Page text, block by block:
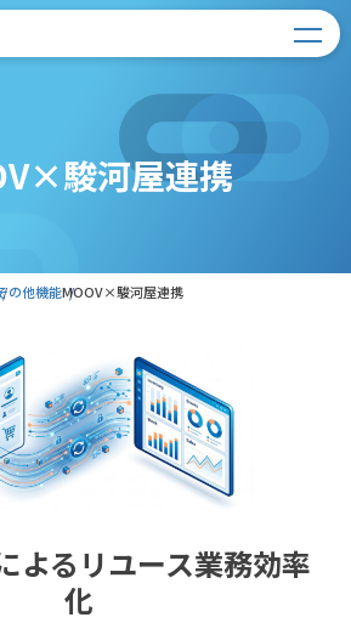
駿河屋連携
の他機能MOOV×駿河屋連携
よるリユース業務効率
化